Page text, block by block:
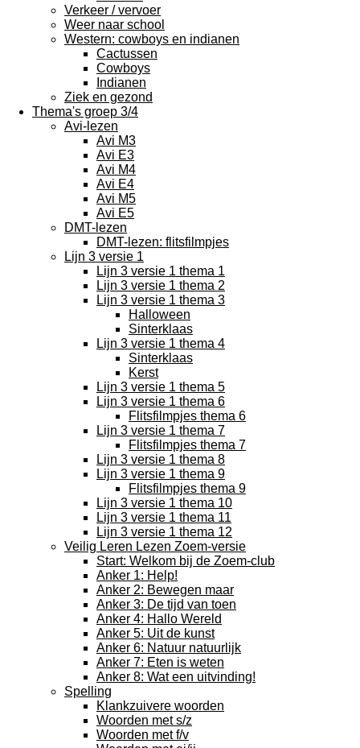
Verkeer / vervoer
Weer naar school
Western: cowboys en indianen
Cactussen
Cowboys
Indianen
Ziek en gezond
Thema's groep 3/4
Avi-lezen
Avi M3
Avi E3
Avi M4
Avi E4
Avi M5
Avi E5
DMT-lezen
DMT-lezen: flitsfilmpjes
Lijn 3 versie 1
Lijn 3 versie 1 thema 1
Lijn 3 versie 1 thema 2
Lijn 3 versie 1 thema 3
Halloween
Sinterklaas
Lijn 3 versie 1 thema 4
Sinterklaas
Kerst
Lijn 3 versie 1 thema 5
Lijn 3 versie 1 thema 6
Flitsfilmpjes thema 6
Lijn 3 versie 1 thema 7
Flitsfilmpjes thema 7
Lijn 3 versie 1 thema 8
Lijn 3 versie 1 thema 9
Flitsfilmpjes thema 9
Lijn 3 versie 1 thema 10
Lijn 3 versie 1 thema 11
Lijn 3 versie 1 thema 12
Veilig Leren Lezen Zoem-versie
Start: Welkom bij de Zoem-club
Anker 1: Help!
Anker 2: Bewegen maar
Anker 3: De tijd van toen
Anker 4: Hallo Wereld
Anker 5: Uit de kunst
Anker 6: Natuur natuurlijk
Anker 7: Eten is weten
Anker 8: Wat een uitvinding!
Spelling
Klankzuivere woorden
Woorden met s/z
Woorden met f/v